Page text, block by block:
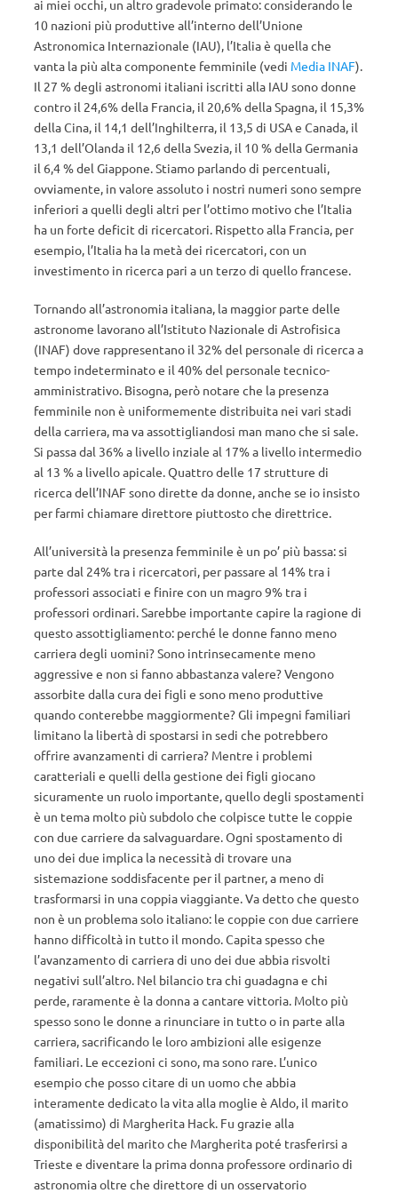
ai miei occhi, un altro gradevole primato: considerando le
10 nazioni più produttive all’interno dell’Unione
Astronomica Internazionale (IAU), l’Italia è quella che
vanta la più alta componente femminile (vedi Media INAF).
Il 27 % degli astronomi italiani iscritti alla IAU sono donne
contro il 24,6% della Francia, il 20,6% della Spagna, il 15,3%
della Cina, il 14,1 dell’Inghilterra, il 13,5 di USA e Canada, il
13,1 dell’Olanda il 12,6 della Svezia, il 10 % della Germania
il 6,4 % del Giappone. Stiamo parlando di percentuali,
ovviamente, in valore assoluto i nostri numeri sono sempre
inferiori a quelli degli altri per l’ottimo motivo che l’Italia
ha un forte deficit di ricercatori. Rispetto alla Francia, per
esempio, l’Italia ha la metà dei ricercatori, con un
investimento in ricerca pari a un terzo di quello francese.
Tornando all’astronomia italiana, la maggior parte delle
astronome lavorano all’Istituto Nazionale di Astrofisica
(INAF) dove rappresentano il 32% del personale di ricerca a
tempo indeterminato e il 40% del personale tecnico-
amministrativo. Bisogna, però notare che la presenza
femminile non è uniformemente distribuita nei vari stadi
della carriera, ma va assottigliandosi man mano che si sale.
Si passa dal 36% a livello inziale al 17% a livello intermedio
al 13 % a livello apicale. Quattro delle 17 strutture di
ricerca dell’INAF sono dirette da donne, anche se io insisto
per farmi chiamare direttore piuttosto che direttrice.
All’università la presenza femminile è un po’ più bassa: si
parte dal 24% tra i ricercatori, per passare al 14% tra i
professori associati e finire con un magro 9% tra i
professori ordinari. Sarebbe importante capire la ragione di
questo assottigliamento: perché le donne fanno meno
carriera degli uomini? Sono intrinsecamente meno
aggressive e non si fanno abbastanza valere? Vengono
assorbite dalla cura dei figli e sono meno produttive
quando conterebbe maggiormente? Gli impegni familiari
limitano la libertà di spostarsi in sedi che potrebbero
offrire avanzamenti di carriera? Mentre i problemi
caratteriali e quelli della gestione dei figli giocano
sicuramente un ruolo importante, quello degli spostamenti
è un tema molto più subdolo che colpisce tutte le coppie
con due carriere da salvaguardare. Ogni spostamento di
uno dei due implica la necessità di trovare una
sistemazione soddisfacente per il partner, a meno di
trasformarsi in una coppia viaggiante. Va detto che questo
non è un problema solo italiano: le coppie con due carriere
hanno difficoltà in tutto il mondo. Capita spesso che
l’avanzamento di carriera di uno dei due abbia risvolti
negativi sull’altro. Nel bilancio tra chi guadagna e chi
perde, raramente è la donna a cantare vittoria. Molto più
spesso sono le donne a rinunciare in tutto o in parte alla
carriera, sacrificando le loro ambizioni alle esigenze
familiari. Le eccezioni ci sono, ma sono rare. L’unico
esempio che posso citare di un uomo che abbia
interamente dedicato la vita alla moglie è Aldo, il marito
(amatissimo) di Margherita Hack. Fu grazie alla
disponibilità del marito che Margherita poté trasferirsi a
Trieste e diventare la prima donna professore ordinario di
astronomia oltre che direttore di un osservatorio